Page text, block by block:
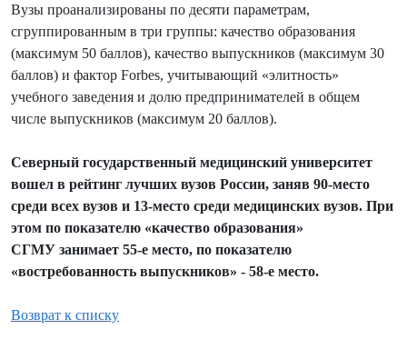
Вузы проанализированы по десяти параметрам,
сгруппированным в три группы: качество образования
(максимум 50 баллов), качество выпускников (максимум 30
баллов) и фактор Forbes, учитывающий «элитность»
учебного заведения и долю предпринимателей в общем
числе выпускников (максимум 20 баллов).
Северный государственный медицинский университет
вошел в рейтинг лучших вузов России, заняв 90-место
среди всех вузов и 13-место среди медицинских вузов. При
этом по показателю «качество образования»
СГМУ занимает 55-е место, по показателю
«востребованность выпускников» - 58-е место.
Возврат к списку